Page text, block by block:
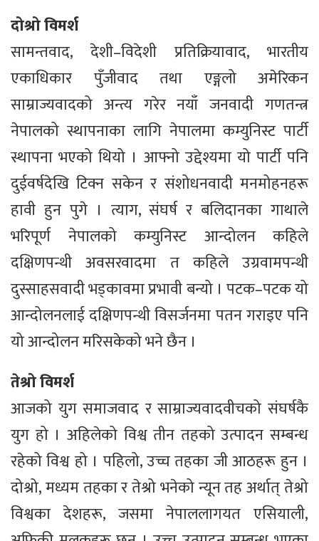
दोश्रो विमर्श
सामन्तवाद, देशी–विदेशी प्रतिक्रियावाद, भारतीय
एकाधिकार पुँजीवाद तथा एङ्गलो अमेरिकन
साम्राज्यवादको अन्त्य गरेर नयाँ जनवादी गणतन्त्र
नेपालको स्थापनाका लागि नेपालमा कम्युनिस्ट पार्टी
स्थापना भएको थियो । आफ्नो उद्देश्यमा यो पार्टी पनि
दुईवर्षदेखि टिक्न सकेन र संशोधनवादी मनमोहनहरू
हावी हुन पुगे । त्याग, संघर्ष र बलिदानका गाथाले
भरिपूर्ण नेपालको कम्युनिस्ट आन्दोलन कहिले
दक्षिणपन्थी अवसरवादमा त कहिले उग्रवामपन्थी
दुस्साहसवादी भड्कावमा प्रभावी बन्यो । पटक–पटक यो
आन्दोलनलाई दक्षिणपन्थी विसर्जनमा पतन गराइए पनि
यो आन्दोलन मरिसकेको भने छैन ।
तेश्रो विमर्श
आजको युग समाजवाद र साम्राज्यवादवीचको संघर्षकै
युग हो । अहिलेको विश्व तीन तहको उत्पादन सम्बन्ध
रहेको विश्व हो । पहिलो, उच्च तहका जी आठहरू हुन ।
दोश्रो, मध्यम तहका र तेश्रो भनेको न्यून तह अर्थात् तेश्रो
विश्वका देशहरू, जसमा नेपाललागयत एसियाली,